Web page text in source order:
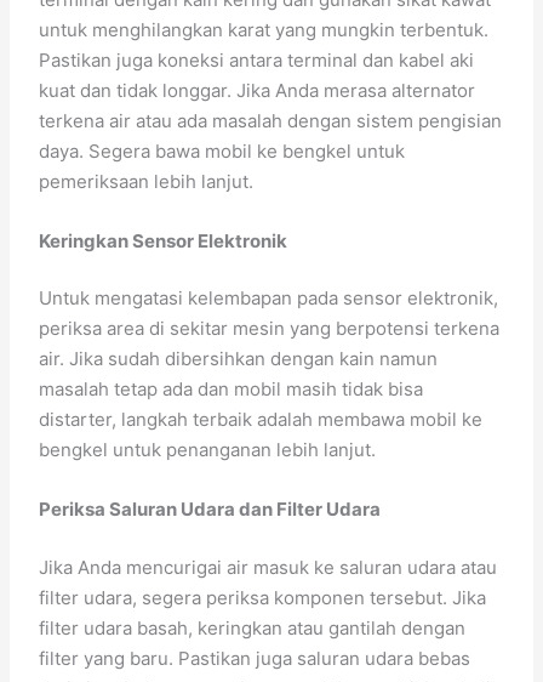
untuk menghilangkan karat yang mungkin terbentuk.
Pastikan juga koneksi antara terminal dan kabel aki
kuat dan tidak longgar. Jika Anda merasa alternator
terkena air atau ada masalah dengan sistem pengisian
daya. Segera bawa mobil ke bengkel untuk
pemeriksaan lebih lanjut.
Keringkan Sensor Elektronik
Untuk mengatasi kelembapan pada sensor elektronik,
periksa area di sekitar mesin yang berpotensi terkena
air. Jika sudah dibersihkan dengan kain namun
masalah tetap ada dan mobil masih tidak bisa
distarter, langkah terbaik adalah membawa mobil ke
bengkel untuk penanganan lebih lanjut.
Periksa Saluran Udara dan Filter Udara
Jika Anda mencurigai air masuk ke saluran udara atau
filter udara, segera periksa komponen tersebut. Jika
filter udara basah, keringkan atau gantilah dengan
filter yang baru. Pastikan juga saluran udara bebas